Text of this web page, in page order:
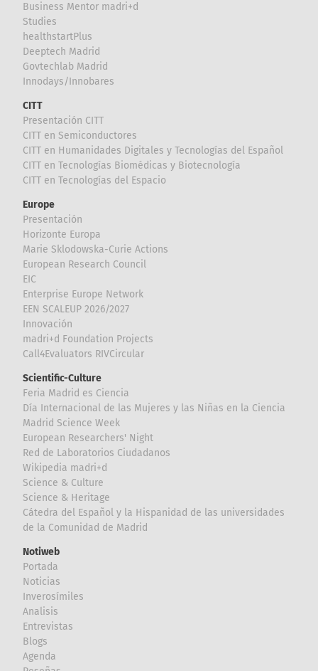
Business Mentor madri+d
Studies
healthstartPlus
Deeptech Madrid
Govtechlab Madrid
Innodays/Innobares
CITT
Presentación CITT
CITT en Semiconductores
CITT en Humanidades Digitales y Tecnologías del Español
CITT en Tecnologías Biomédicas y Biotecnología
CITT en Tecnologías del Espacio
Europe
Presentación
Horizonte Europa
Marie Sklodowska-Curie Actions
European Research Council
EIC
Enterprise Europe Network
EEN SCALEUP 2026/2027
Innovación
madri+d Foundation Projects
Call4Evaluators RIVCircular
Scientific-Culture
Feria Madrid es Ciencia
Día Internacional de las Mujeres y las Niñas en la Ciencia
Madrid Science Week
European Researchers' Night
Red de Laboratorios Ciudadanos
Wikipedia madri+d
Science & Culture
Science & Heritage
Cátedra del Español y la Hispanidad de las universidades
de la Comunidad de Madrid
Notiweb
Portada
Noticias
Inverosímiles
Analisis
Entrevistas
Blogs
Agenda